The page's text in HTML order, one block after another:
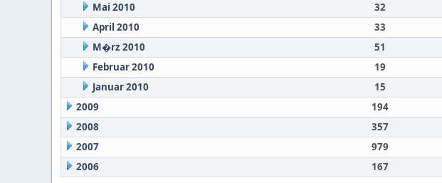
Mai 2010
32
April 2010
33
M�rz 2010
51
Februar 2010
19
Januar 2010
15
2009
194
2008
357
2007
979
2006
167